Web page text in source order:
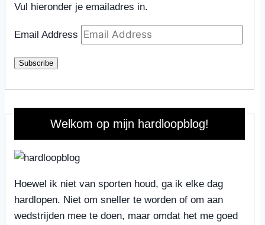
Vul hieronder je emailadres in.
Email Address
Subscribe
Welkom op mijn hardloopblog!
Hoewel ik niet van sporten houd, ga ik elke dag
hardlopen. Niet om sneller te worden of om aan
wedstrijden mee te doen, maar omdat het me goed